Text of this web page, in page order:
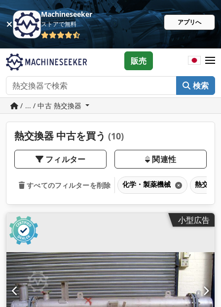
Machineseeker
ストアで無料 アプリへ
検索
販売
/ ... / 中古 熱交換器
熱交換器 中古を買う (10)
フィルター 関連性
すべてのフィルターを削除 化学・製薬機械 熱交換
小型広告